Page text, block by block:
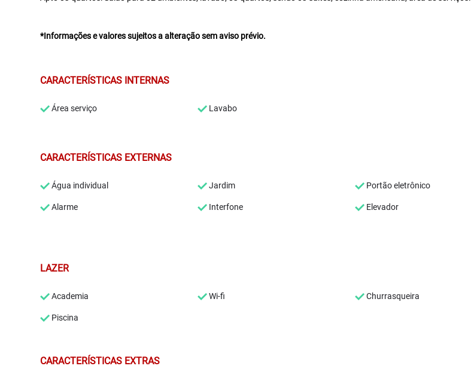
*Informações e valores sujeitos a alteração sem aviso prévio.
CARACTERÍSTICAS INTERNAS
Área serviço Lavabo
CARACTERÍSTICAS EXTERNAS
Água individual Jardim Portão eletrônico
Alarme Interfone Elevador
LAZER
Academia Wi-fi Churrasqueira
Piscina
CARACTERÍSTICAS EXTRAS